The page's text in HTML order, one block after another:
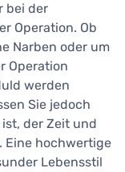
bei der
Operation. Ob
Narben oder um
Operation
werden
Sie jedoch
der Zeit und
Eine hochwertige
Lebensstil